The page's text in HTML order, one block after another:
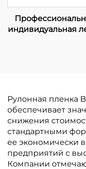
индивидуальная
Рулонная пленка
обеспечивает
снижения
стандартными
ее экономически
предприятий с
Компании